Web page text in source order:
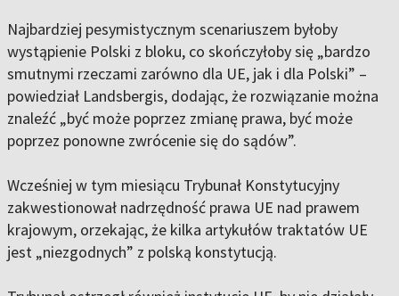
Najbardziej pesymistycznym scenariuszem byłoby
wystąpienie Polski z bloku, co skończyłoby się „bardzo
smutnymi rzeczami zarówno dla UE, jak i dla Polski” –
powiedział Landsbergis, dodając, że rozwiązanie można
znaleźć „być może poprzez zmianę prawa, być może
poprzez ponowne zwrócenie się do sądów”.
Wcześniej w tym miesiącu Trybunał Konstytucyjny
zakwestionował nadrzędność prawa UE nad prawem
krajowym, orzekając, że kilka artykułów traktatów UE
jest „niezgodnych” z polską konstytucją.